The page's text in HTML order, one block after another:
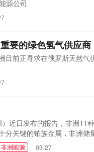
源公司
要的绿色氢气供应商
目前正寻求在俄罗斯天然气
近日发布的报告，非洲11
分关键的铂族金属，非洲储
非洲能源 03-27